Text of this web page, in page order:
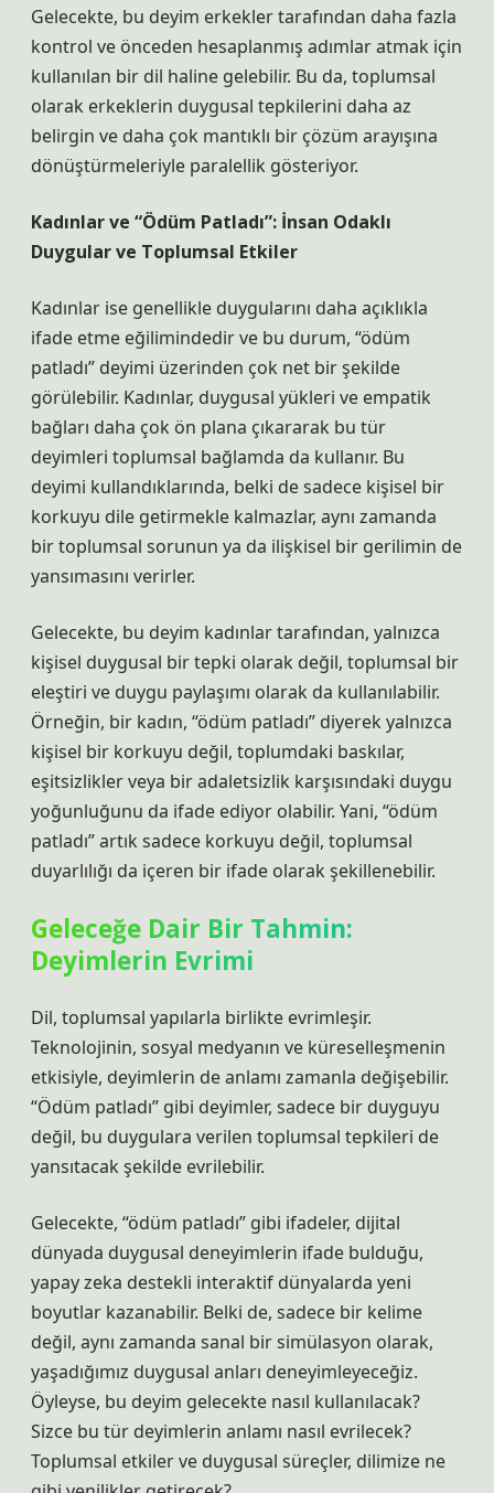
Gelecekte, bu deyim erkekler tarafından daha fazla
kontrol ve önceden hesaplanmış adımlar atmak için
kullanılan bir dil haline gelebilir. Bu da, toplumsal
olarak erkeklerin duygusal tepkilerini daha az
belirgin ve daha çok mantıklı bir çözüm arayışına
dönüştürmeleriyle paralellik gösteriyor.
Kadınlar ve “Ödüm Patladı”: İnsan Odaklı
Duygular ve Toplumsal Etkiler
Kadınlar ise genellikle duygularını daha açıklıkla
ifade etme eğilimindedir ve bu durum, “ödüm
patladı” deyimi üzerinden çok net bir şekilde
görülebilir. Kadınlar, duygusal yükleri ve empatik
bağları daha çok ön plana çıkararak bu tür
deyimleri toplumsal bağlamda da kullanır. Bu
deyimi kullandıklarında, belki de sadece kişisel bir
korkuyu dile getirmekle kalmazlar, aynı zamanda
bir toplumsal sorunun ya da ilişkisel bir gerilimin de
yansımasını verirler.
Gelecekte, bu deyim kadınlar tarafından, yalnızca
kişisel duygusal bir tepki olarak değil, toplumsal bir
eleştiri ve duygu paylaşımı olarak da kullanılabilir.
Örneğin, bir kadın, “ödüm patladı” diyerek yalnızca
kişisel bir korkuyu değil, toplumdaki baskılar,
eşitsizlikler veya bir adaletsizlik karşısındaki duygu
yoğunluğunu da ifade ediyor olabilir. Yani, “ödüm
patladı” artık sadece korkuyu değil, toplumsal
duyarlılığı da içeren bir ifade olarak şekillenebilir.
Geleceğe Dair Bir Tahmin:
Deyimlerin Evrimi
Dil, toplumsal yapılarla birlikte evrimleşir.
Teknolojinin, sosyal medyanın ve küreselleşmenin
etkisiyle, deyimlerin de anlamı zamanla değişebilir.
“Ödüm patladı” gibi deyimler, sadece bir duyguyu
değil, bu duygulara verilen toplumsal tepkileri de
yansıtacak şekilde evrilebilir.
Gelecekte, “ödüm patladı” gibi ifadeler, dijital
dünyada duygusal deneyimlerin ifade bulduğu,
yapay zeka destekli interaktif dünyalarda yeni
boyutlar kazanabilir. Belki de, sadece bir kelime
değil, aynı zamanda sanal bir simülasyon olarak,
yaşadığımız duygusal anları deneyimleyeceğiz.
Öyleyse, bu deyim gelecekte nasıl kullanılacak?
Sizce bu tür deyimlerin anlamı nasıl evrilecek?
Toplumsal etkiler ve duygusal süreçler, dilimize ne